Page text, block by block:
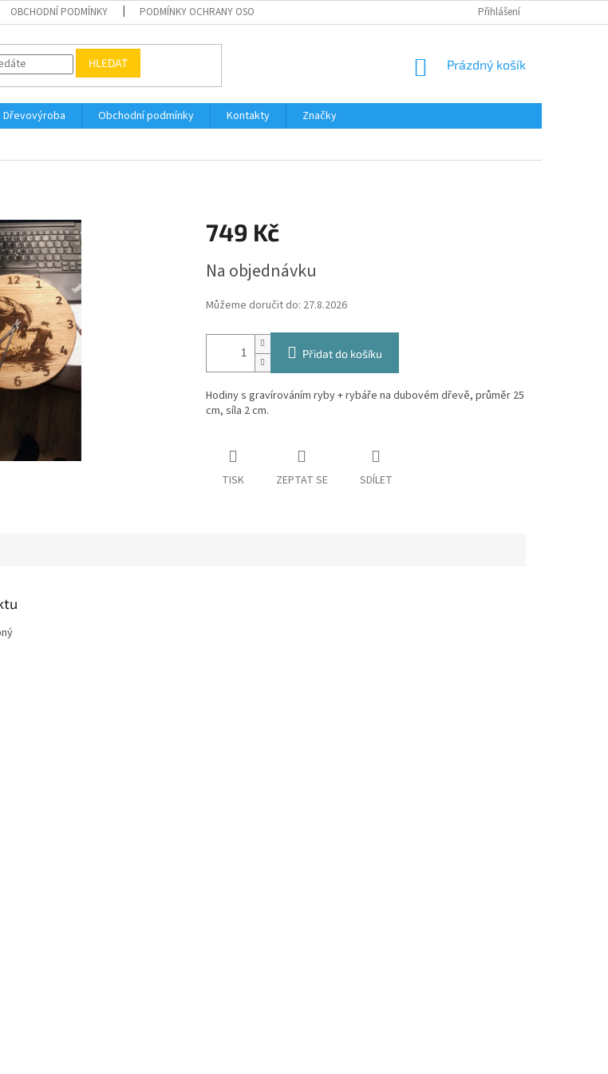
OBCHODNÍ PODMÍNKY PODMÍNKY OCHRANY OSOBNÍCH ÚDAJŮ Přihlášení
HLEDAT
NÁKUPNÍ
Prázdný košík
Dřevovýroba Obchodní podmínky Kontakty
Značky
749 Kč
cena:
Na objednávku
Můžeme doručit do: 27.8.2026
Přidat do košíku
Hodiny s gravírováním ryby + rybáře na dubovém dřevě, průměr 25
cm, síla 2 cm.
TISK ZEPTAT SE SDÍLET